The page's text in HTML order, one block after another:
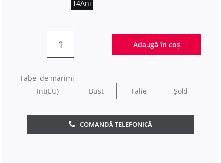
14Ani
Cantitate
Elegant
4-
14
Ani
Adaugă în coș
Tabel de marimi
Int(EU)
Bust Talie Șold
COMANDĂ TELEFONICĂ